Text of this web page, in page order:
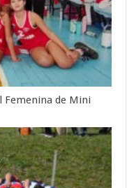
Femenina de Mini